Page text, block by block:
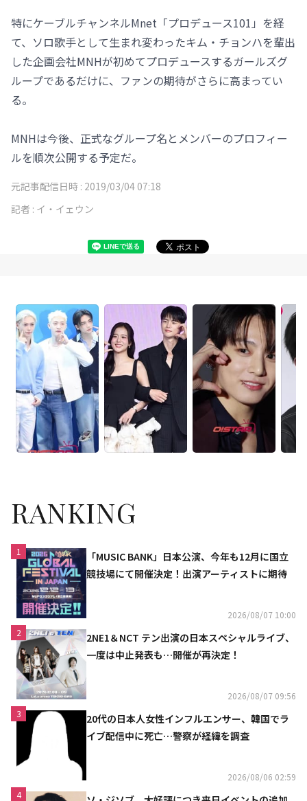
特にケーブルチャンネルMnet「プロデュース101」を経
て、ソロ歌手として生まれ変わったキム・チョンハを輩出
した企画会社MNHが初めてプロデュースするガールズグ
ループであるだけに、ファンの期待がさらに高まってい
る。
MNHは今後、正式なグループ名とメンバーのプロフィー
ルを順次公開する予定だ。
元記事配信日時 : 2019/03/04 07:18
記者 : イ・イェウン
RANKING
1
「MUSIC BANK」日本公演、今年も12月に国立
競技場にて開催決定！出演アーティストに期待
2026/08/07 10:00
2
2NE1＆NCT テン出演の日本スペシャルライブ、
一度は中止発表も…開催が再決定！
2026/08/07 09:56
3
20代の日本人女性インフルエンサー、韓国でラ
イブ配信中に死亡…警察が経緯を調査
2026/08/06 02:59
4